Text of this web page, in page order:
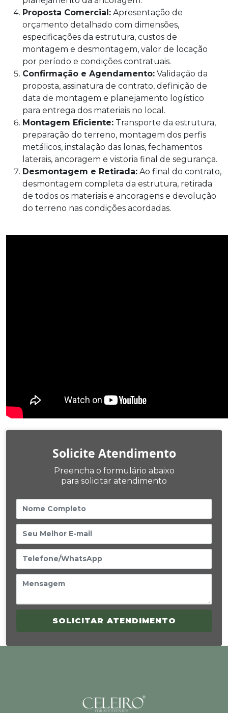
Proposta Comercial: Apresentação de
orçamento detalhado com dimensões,
especificações da estrutura, custos de
montagem e desmontagem, valor de locação
por período e condições contratuais.
Confirmação e Agendamento: Validação da
proposta, assinatura de contrato, definição de
data de montagem e planejamento logístico
para entrega dos materiais no local.
Montagem Eficiente: Transporte da estrutura,
preparação do terreno, montagem dos perfis
metálicos, instalação das lonas, fechamentos
laterais, ancoragem e vistoria final de segurança.
Desmontagem e Retirada: Ao final do contrato,
desmontagem completa da estrutura, retirada
de todos os materiais e ancoragens e devolução
do terreno nas condições acordadas.
Solicite Atendimento
Preencha o formulário abaixo
para solicitar atendimento
SOLICITAR ATENDIMENTO